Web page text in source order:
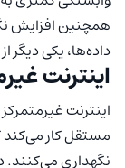
همچنین افزایش
داده‌ها، یکی دیگر
اینترنت
اینترنت
مستقل کار می‌کند
نگهداری می‌کنند.